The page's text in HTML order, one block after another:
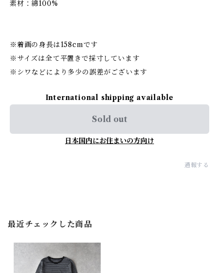
素材：綿100%
※着画の身長は158cmです
※サイズは全て平置きで採寸しています
※シワなどにより多少の誤差がございます
International shipping available
Sold out
日本国内にお住まいの方向け
通報する
最近チェックした商品